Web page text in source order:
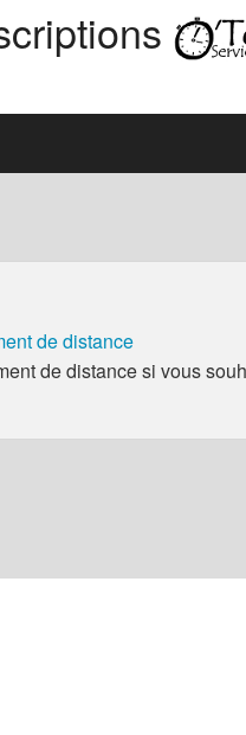
de distance
de distance si vous